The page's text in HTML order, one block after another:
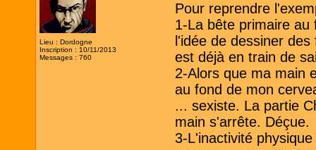
Lieu : Dordogne
Inscription : 10/11/2013
Messages : 760
Pour reprendre
1-La bête primaire
l'idée de dessiner
est déjà en train de
2-Alors que ma main
au fond de mon
... sexiste. La partie
main s'arrête. Déçue.
3-L'inactivité